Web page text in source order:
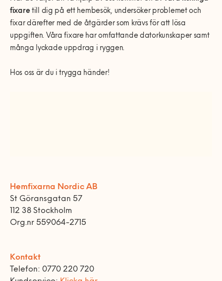
fixaretill dig på ett hembesök, undersöker problemet och
fixar därefter med de åtgärder som krävs för att lösa
uppgiften. Våra fixare har omfattande datorkunskaper samt
många lyckade uppdrag i ryggen.
Hos oss är du i trygga händer!
Hemfixarna Nordic AB
St Göransgatan 57
112 38 Stockholm
Org.nr 559064-2715
Kontakt
Telefon: 0770 220 720